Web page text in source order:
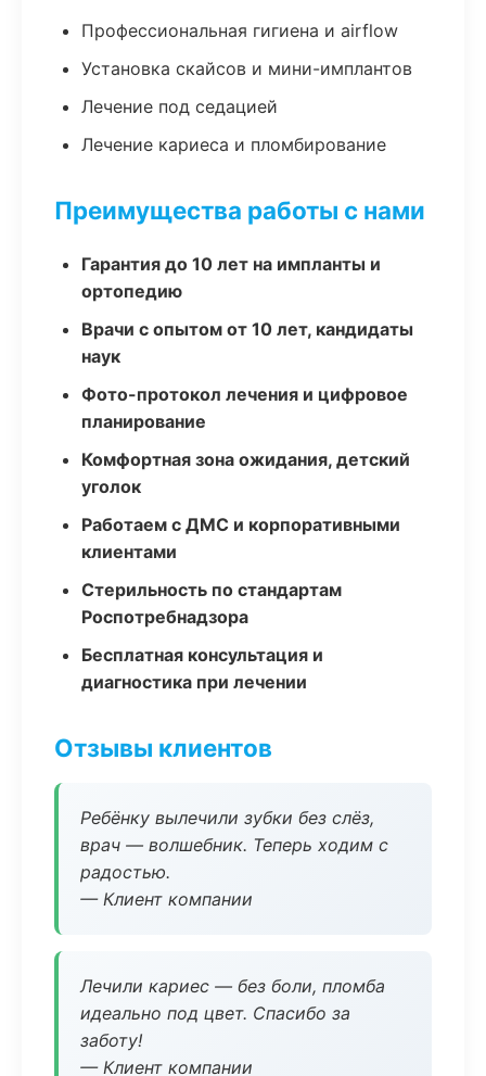
Профессиональная гигиена и airflow
Установка скайсов и мини-имплантов
Лечение под седацией
Лечение кариеса и пломбирование
Преимущества работы с нами
Гарантия до 10 лет на импланты и
ортопедию
Врачи с опытом от 10 лет, кандидаты
наук
Фото-протокол лечения и цифровое
планирование
Комфортная зона ожидания, детский
уголок
Работаем с ДМС и корпоративными
клиентами
Стерильность по стандартам
Роспотребнадзора
Бесплатная консультация и
диагностика при лечении
Отзывы клиентов
Ребёнку вылечили зубки без слёз,
врач — волшебник. Теперь ходим с
радостью.
— Клиент компании
Лечили кариес — без боли, пломба
идеально под цвет. Спасибо за
заботу!
— Клиент компании